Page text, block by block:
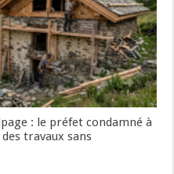
: le préfet condamné à
travaux sans